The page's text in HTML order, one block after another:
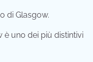
di Glasgow.
è uno dei più distintivi